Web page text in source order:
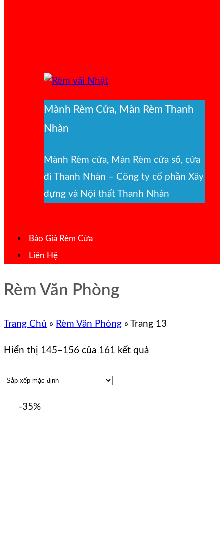
Mành Rèm Cửa, Màn Rèm Thanh
Nhàn
Mành Rèm cửa, Màn Rèm cửa sổ, cửa
đi Thanh Nhàn – Công ty cổ phần Xây
dựng và Nội thất Thanh Nhàn
Báo Giá Rèm Cửa
Liên Hệ
Rèm Văn Phòng
Trang Chủ » Rèm Văn Phòng » Trang 13
Hiển thị 145–156 của 161 kết quả
-35%